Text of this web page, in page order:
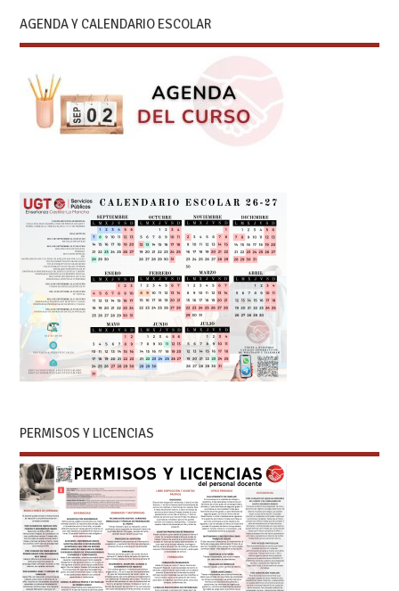
AGENDA Y CALENDARIO ESCOLAR
PERMISOS Y LICENCIAS